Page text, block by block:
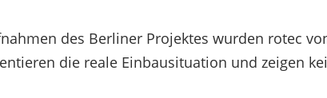
des Berliner Projektes wurden rotec
die reale Einbausituation und zeigen